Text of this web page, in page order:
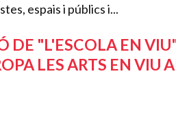
espais i públics i...
DE "L'ESCOLA EN
LES ARTS EN VIU